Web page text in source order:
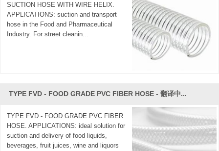
Mangueras de PVC para alimentos
CJan- proveedor de mangueras de PVC comprometido con
el suministro de tubos de plástico de calidad alimentaria
seguros y confiables de alta calidad que satisfacen las
múltiples demandas de la industria. CJAN ofrece varios
Las características del tubo de PVC I ncluyen:
1. Ligero, suave y fácil de mover.
2. Anti-Erossion, anti-UV.
3. Cumple con el estándar de comida. También se pueden
SUCTION HOSE WITH WIRE HELIX.
APPLICATIONS: suction and transport
hose in the Food and Pharmaceutical
Industry. For street cleanin...
TYPE FVD - FOOD GRADE PVC FIBER HOSE - 翻译中...
TYPE FVD - FOOD GRADE PVC FIBER
HOSE. APPLICATIONS: ideal solution for
suction and delivery of food liquids,
beverages, fruit juices, wine and liquors